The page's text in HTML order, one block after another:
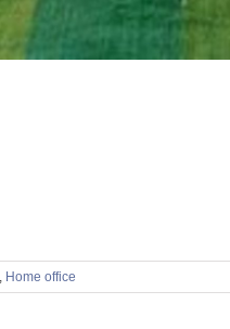
Home office